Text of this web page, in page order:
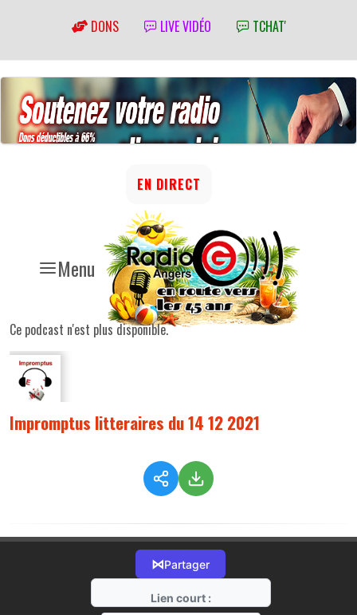
DONS LIVE VIDÉO TCHAT'
Menu
EN DIRECT
Ce podcast n'est plus disponible.
Impromptus litteraires du 14 12 2021
⋈Partager
Lien court :